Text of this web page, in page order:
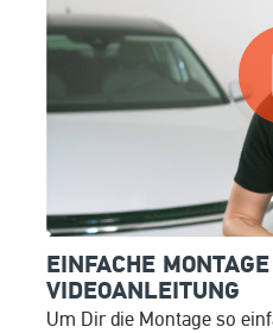
EINFACHE
VIDEOANLEITUNG
Um Dir die Montage so